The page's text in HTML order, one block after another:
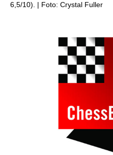
6,5/10). | Foto: Crystal Fuller